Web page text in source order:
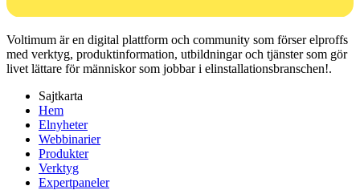
Voltimum är en digital plattform och community som förser elproffs
med verktyg, produktinformation, utbildningar och tjänster som gör
livet lättare för människor som jobbar i elinstallationsbranschen!.
Sajtkarta
Hem
Elnyheter
Webbinarier
Produkter
Verktyg
Expertpaneler